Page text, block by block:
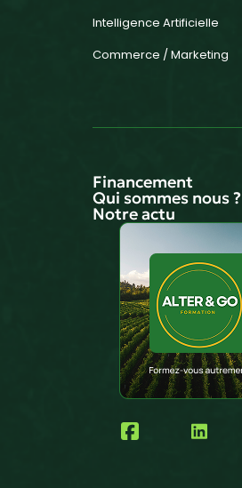
Intelligence Artificielle
Commerce / Marketing
Financement
Qui sommes nous ?
Notre actu